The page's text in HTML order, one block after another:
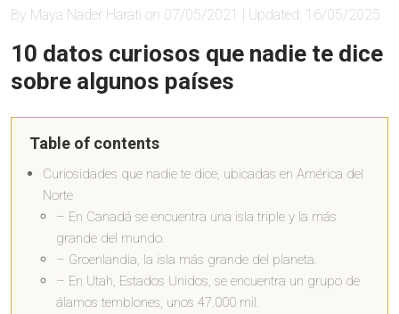
By Maya Nader Harati on 07/05/2021 | Updated: 16/05/2025
10 datos curiosos que nadie te dice
sobre algunos países
Table of contents
Curiosidades que nadie te dice, ubicadas en América del
Norte
– En Canadá se encuentra una isla triple y la más
grande del mundo.
– Groenlandia, la isla más grande del planeta.
– En Utah, Estados Unidos, se encuentra un grupo de
álamos temblones, unos 47.000 mil.